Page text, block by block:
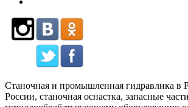
Станочная и промышленная гидравлика в
России, станочная оснастка, запасные